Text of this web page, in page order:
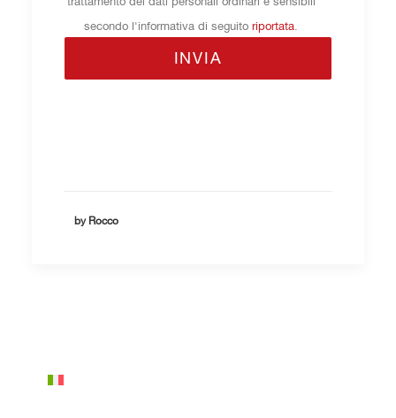
secondo l'informativa di seguito riportata.
by Rocco